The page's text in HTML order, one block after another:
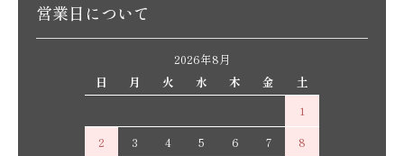
営業日について
2026年8月
日
月 火 水 木 金
土
1
2
3 4 5 6 7
8